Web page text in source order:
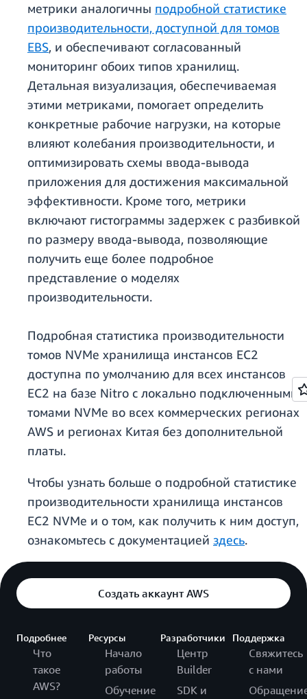
метрики аналогичны подробной статистике
производительности, доступной для томов
EBS, и обеспечивают согласованный
мониторинг обоих типов хранилищ.
Детальная визуализация, обеспечиваемая
этими метриками, помогает определить
конкретные рабочие нагрузки, на которые
влияют колебания производительности, и
оптимизировать схемы ввода-вывода
приложения для достижения максимальной
эффективности. Кроме того, метрики
включают гистограммы задержек с разбивкой
по размеру ввода-вывода, позволяющие
получить еще более подробное
представление о моделях
производительности.
Подробная статистика производительности
томов NVMe хранилища инстансов EC2
доступна по умолчанию для всех инстансов
EC2 на базе Nitro с локально подключенными
томами NVMe во всех коммерческих регионах
AWS и регионах Китая без дополнительной
платы.
Чтобы узнать больше о подробной статистике
производительности хранилища инстансов
EC2 NVMe и о том, как получить к ним доступ,
ознакомьтесь с документацией здесь.
Создать аккаунт AWS
Подробнее
Что
такое
AWS?
Ресурсы
Начало
работы
Обучение
Разработчики
Центр
Builder
SDK и
Поддержка
Свяжитесь
с нами